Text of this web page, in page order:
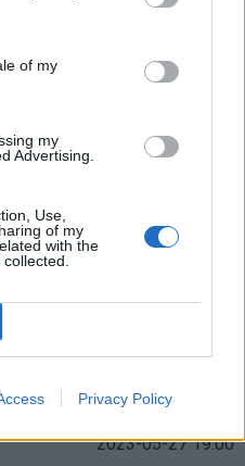
of my
my
Advertising.
Use,
of my
with the
Privacy Policy
kurti mažus
– gerai, kad
monstrą
2023-05-27 19:00